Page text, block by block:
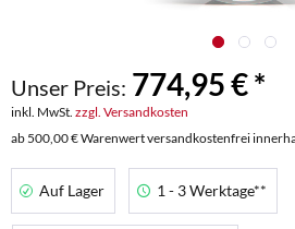
Unser Preis: 774,95 € *
inkl. MwSt. zzgl. Versandkosten
ab 500,00 € Warenwert versandkostenfrei
Auf Lager 1 - 3 Werktage**